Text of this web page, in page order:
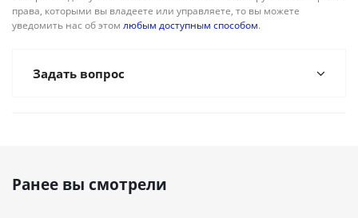
права, которыми вы владеете или управляете, то вы можете
уведомить нас об этом любым доступным способом.
Задать вопрос
Ранее вы смотрели